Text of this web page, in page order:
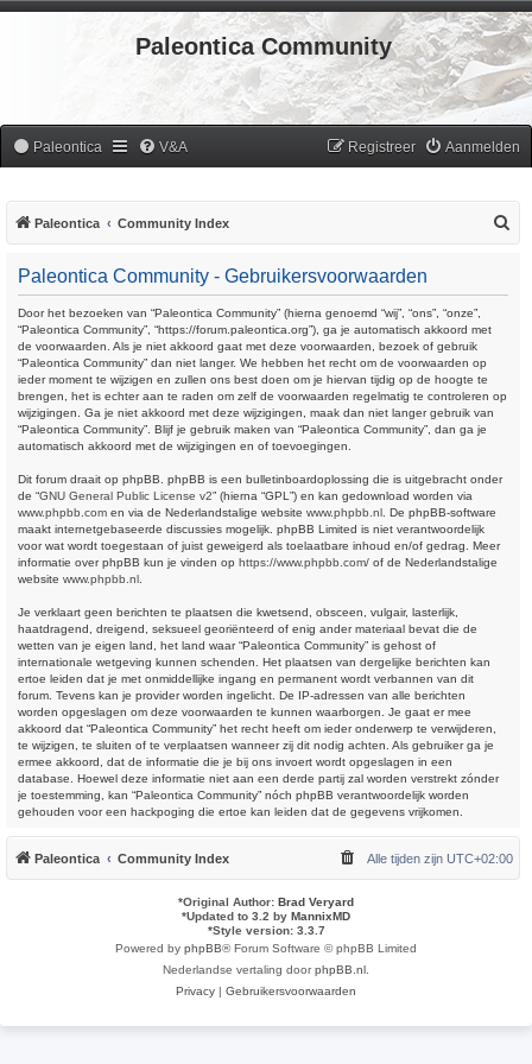
Paleontica Community
Paleontica V&A Aanmelden
Registreer
Paleontica Community Index
Paleontica Community - Gebruikersvoorwaarden
Door het bezoeken van “Paleontica Community” (hierna genoemd “wij”, “ons”, “onze”,
“Paleontica Community”, “https://forum.paleontica.org”), ga je automatisch akkoord met
de voorwaarden. Als je niet akkoord gaat met deze voorwaarden, bezoek of gebruik
“Paleontica Community” dan niet langer. We hebben het recht om de voorwaarden op
ieder moment te wijzigen en zullen ons best doen om je hiervan tijdig op de hoogte te
brengen, het is echter aan te raden om zelf de voorwaarden regelmatig te controleren op
wijzigingen. Ga je niet akkoord met deze wijzigingen, maak dan niet langer gebruik van
“Paleontica Community”. Blijf je gebruik maken van “Paleontica Community”, dan ga je
automatisch akkoord met de wijzigingen en of toevoegingen.
Dit forum draait op phpBB. phpBB is een bulletinboardoplossing die is uitgebracht onder
de “GNU General Public License v2” (hierna “GPL”) en kan gedownload worden via
www.phpbb.com en via de Nederlandstalige website www.phpbb.nl . De phpBB-software
maakt internetgebaseerde discussies mogelijk. phpBB Limited is niet verantwoordelijk
voor wat wordt toegestaan of juist geweigerd als toelaatbare inhoud en/of gedrag. Meer
informatie over phpBB kun je vinden op https://www.phpbb.com/ of de Nederlandstalige
website www.phpbb.nl
Je verklaart geen berichten te plaatsen die kwetsend, obsceen, vulgair, lasterlijk,
haatdragend, dreigend, seksueel georiënteerd of enig ander materiaal bevat die de
wetten van je eigen land, het land waar “Paleontica Community” is gehost of
internationale wetgeving kunnen schenden. Het plaatsen van dergelijke berichten kan
ertoe leiden dat je met onmiddellijke ingang en permanent wordt verbannen van dit
forum. Tevens kan je provider worden ingelicht. De IP-adressen van alle berichten
worden opgeslagen om deze voorwaarden te kunnen waarborgen. Je gaat er mee
akkoord dat “Paleontica Community” het recht heeft om ieder onderwerp te verwijderen,
te wijzigen, te sluiten of te verplaatsen wanneer zij dit nodig achten. Als gebruiker ga je
ermee akkoord, dat de informatie die je bij ons invoert wordt opgeslagen in een
database. Hoewel deze informatie niet aan een derde partij zal worden verstrekt zónder
je toestemming, kan “Paleontica Community” nóch phpBB verantwoordelijk worden
gehouden voor een hackpoging die ertoe kan leiden dat de gegevens vrijkomen.
Paleontica Community Index Alle tijden zijn UTC+02:00
*Original Author: Brad Veryard
*Updated to 3.2 by MannixMD
*Style version: 3.3.7
Powered by phpBB® Forum Software © phpBB Limited
Nederlandse vertaling doorphpBB.nl
Privacy | Gebruikersvoorwaarden